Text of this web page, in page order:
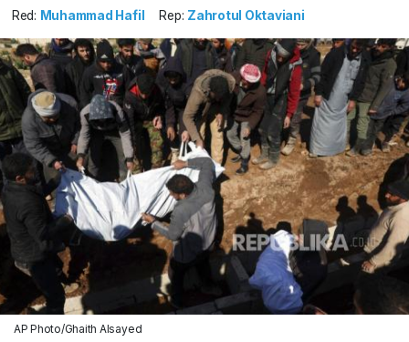
Red: Muhammad Hafil Rep: Zahrotul Oktaviani
AP Photo/Ghaith Alsayed